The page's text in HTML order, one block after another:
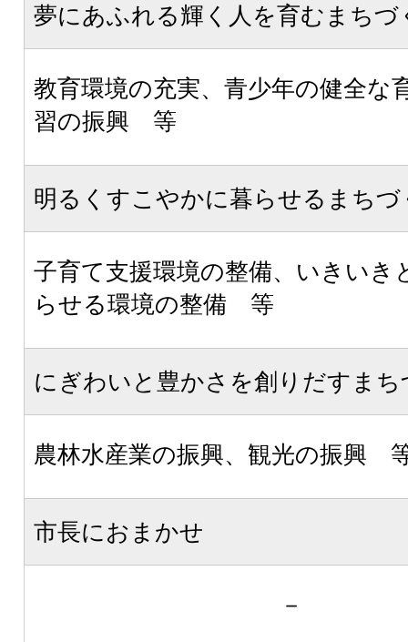
夢にあふれる輝く人を育むまちづ
教育環境の充実、青少年の健全な
習の振興 等
明るくすこやかに暮らせるまちづ
子育て支援環境の整備、いきいき
らせる環境の整備 等
にぎわいと豊かさを創りだすまち
農林水産業の振興、観光の振興
市長におまかせ
－